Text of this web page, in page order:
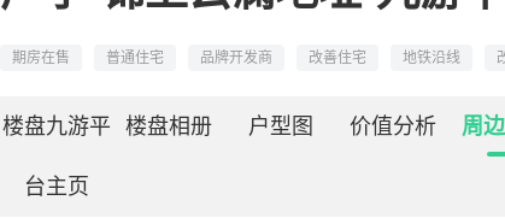
期房在售 普通住宅 品牌开发商 改善住宅 地铁沿线
楼盘九游平
台主页
楼盘相册 户型图 价值分析 周